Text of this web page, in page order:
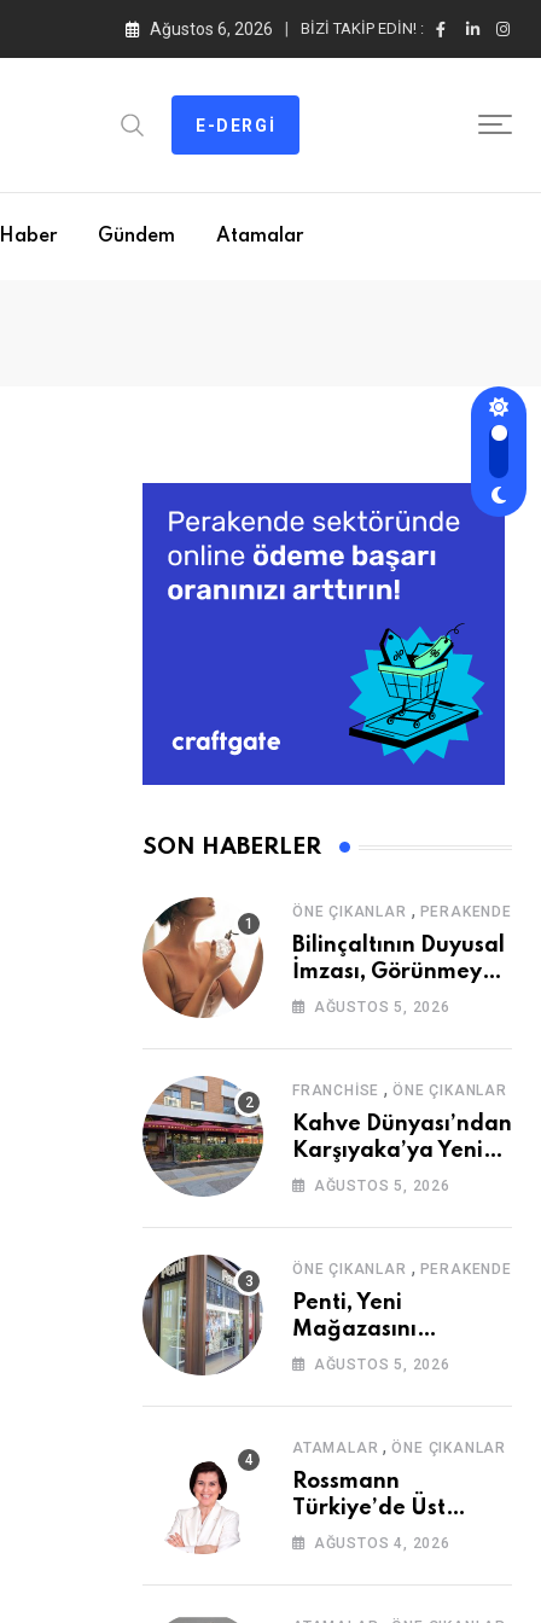
Ağustos 6, 2026 BIZI TAKIP EDIN! :
E-DERGI
Haber Gündem Atamalar
SON HABERLER
ÖNE ÇIKANLAR , PERAKENDE
Bilinçaltının Duyusal
İmzası, Görünmeyen
GüçAĞUSTOS 5, 2026
FRANCHISE ,ÖNE ÇIKANLAR
Kahve Dünyası’ndan
Karşıyaka’ya Yeni
Mağaza
AĞUSTOS 5, 2026
ÖNE ÇIKANLAR , PERAKENDE
Penti, Yeni
Mağazasını
Galataport’ta
AĞUSTOS 5, 2026
ATAMALAR ,ÖNE ÇIKANLAR
Rossmann
Türkiye’de Üst
Düzey Atama
AĞUSTOS 4, 2026